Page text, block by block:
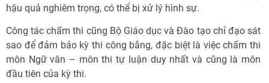
hậu quả nghiêm trọng, có thể bị xử lý hình sự.
Công tác chấm thi cũng Bộ Giáo dục và Đào tạo chỉ đạo sát
sao để đảm bảo kỳ thi công bằng, đặc biệt là việc chấm thi
môn Ngữ văn – môn thi tự luận duy nhất và cũng là môn
đầu tiên của kỳ thi.